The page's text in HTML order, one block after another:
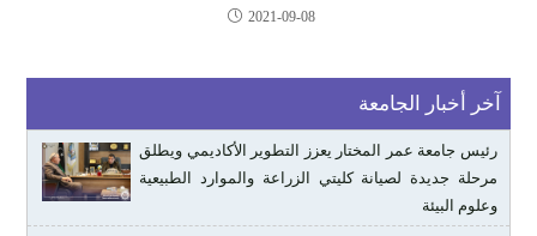
2021-09-08
آخر أخبار الجامعة
رئيس جامعة عمر المختار يعزز التطوير الأكاديمي ويطلق
مرحلة جديدة لصيانة كليتي الزراعة والموارد الطبيعية
وعلوم البيئة